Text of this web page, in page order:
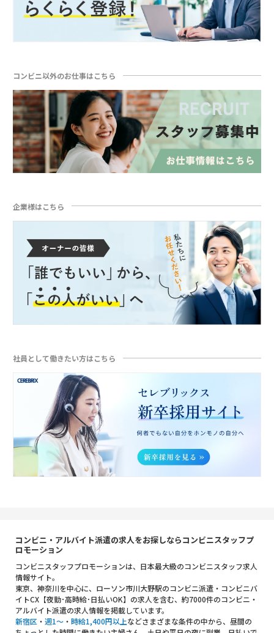
コンビニ以外のお仕事はこちら
企業様はこちら
社員として働きたい方はこちら
コンビニ・アルバイト派遣の求人をお探しならコンビニスタッフプ
ロモーション
コンビニスタッフプロモーションは、日本最大級のコンビニスタッフ求人
情報サイト。
東京、神奈川を中心に、ローソン市川大野駅のコンビニ派遣・コンビニバ
イトCX【夜勤･高時給･日払いOK】の求人を含む、約7000件のコンビニ・
アルバイト派遣の求人情報を掲載しています。
新宿区 ・ 週1～ ・ 時給1,400円以上などさまざまな条件の中から、昼間の